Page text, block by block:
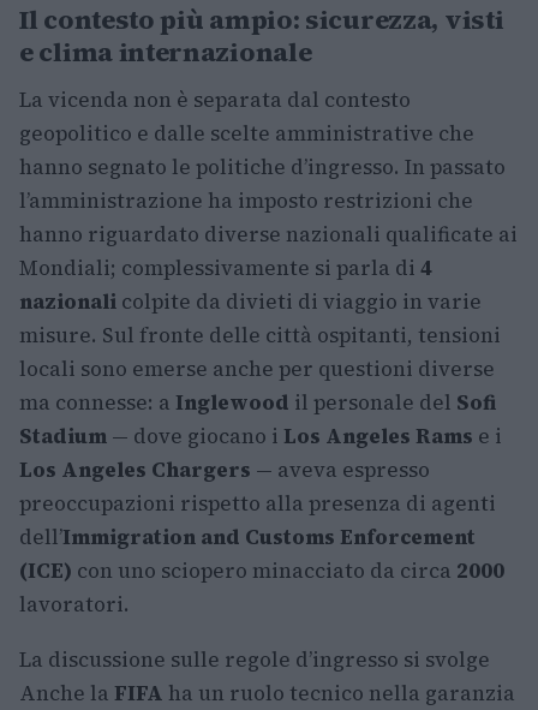
Il contesto più ampio: sicurezza, visti
e clima internazionale
La vicenda non è separata dal contesto
geopolitico e dalle scelte amministrative che
hanno segnato le politiche d’ingresso. In passato
l’amministrazione ha imposto restrizioni che
hanno riguardato diverse nazionali qualificate ai
Mondiali; complessivamente si parla di 4
nazionali colpite da divieti di viaggio in varie
misure. Sul fronte delle città ospitanti, tensioni
locali sono emerse anche per questioni diverse
ma connesse: a Inglewood il personale del Sofi
Stadium — dove giocano i Los Angeles Rams e i
Los Angeles Chargers — aveva espresso
preoccupazioni rispetto alla presenza di agenti
dell’Immigration and Customs Enforcement
(ICE) con uno sciopero minacciato da circa 2000
lavoratori.
La discussione sulle regole d’ingresso si svolge
Anche la FIFA ha un ruolo tecnico nella garanzia